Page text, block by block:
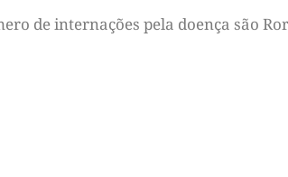
de internações pela doença são